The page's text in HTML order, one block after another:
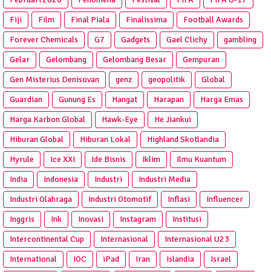
Fiji
Film Final Piala Finalissima
Football Awards
Forever Chemicals
G7 Gadgets Gael Clichy
gambling
Gelar
Gelombang Gelombang Besar
Gempuran
Gen Misterius Denisovan
genz geopolitik
Global
Guardian
Gunung Es Hangat Harapan
Harga Emas
Harga Karbon Global
Hawk-Eye
He Jiankui
Hiburan Global
Hiburan Lokal
Highland Skotlandia
Hyrule
Ice XXI Ide Bisnis Iklim
Ilmu Kuantum
India
Indonesia Industri
Industri Media
Industri Olahraga
Industri Otomotif Inflasi
Influencer
Inggris
Ink Inovasi Instagram
Institusi
Intercontinental Cup
Internasional
Internasional U23
International
IOC iPad Iran Islandia
Israel